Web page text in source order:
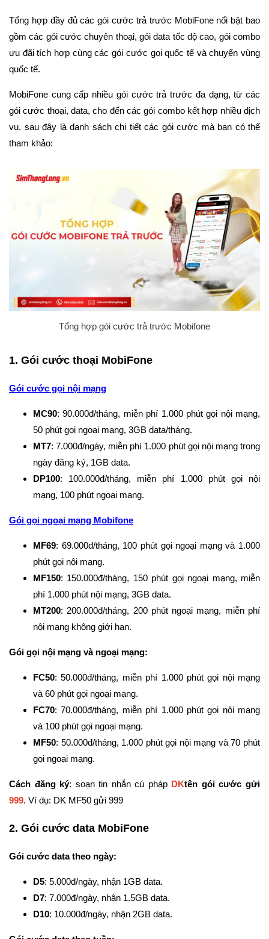
Tổng hợp đầy đủ các gói cước trả trước MobiFone nổi bật bao
gồm các gói cước chuyên thoại, gói data tốc độ cao, gói combo
ưu đãi tích hợp cùng các gói cước gọi quốc tế và chuyển vùng
quốc tế.
MobiFone cung cấp nhiều gói cước trả trước đa dạng, từ các
gói cước thoại, data, cho đến các gói combo kết hợp nhiều dịch
vụ. sau đây là danh sách chi tiết các gói cước mà bạn có thể
tham khảo:
Tổng hợp gói cước trả trước Mobifone
1. Gói cước thoại MobiFone
Gói cước gọi nội mạng
MC90: 90.000đ/tháng, miễn phí 1.000 phút gọi nội mạng,
50 phút gọi ngoại mạng, 3GB data/tháng.
MT7: 7.000đ/ngày, miễn phí 1.000 phút gọi nội mạng trong
ngày đăng ký, 1GB data.
DP100: 100.000đ/tháng, miễn phí 1.000 phút gọi nội
mạng, 100 phút ngoại mạng.
Gói gọi ngoại mạng Mobifone
MF69: 69.000đ/tháng, 100 phút gọi ngoại mạng và 1.000
phút gọi nội mạng.
MF150: 150.000đ/tháng, 150 phút gọi ngoại mạng, miễn
phí 1.000 phút nội mạng, 3GB data.
MT200: 200.000đ/tháng, 200 phút ngoại mạng, miễn phí
nội mạng không giới hạn.
Gói gọi nội mạng và ngoại mạng:
FC50: 50.000đ/tháng, miễn phí 1.000 phút gọi nội mạng
và 60 phút gọi ngoại mạng.
FC70: 70.000đ/tháng, miễn phí 1.000 phút gọi nội mạng
và 100 phút gọi ngoại mạng.
MF50: 50.000đ/tháng, 1.000 phút gọi nội mạng và 70 phút
gọi ngoại mạng.
Cách đăng ký: soạn tin nhắn cú pháp DKtên gói cước gửi
999. Ví dụ: DK MF50 gửi 999
2. Gói cước data MobiFone
Gói cước data theo ngày:
D5: 5.000đ/ngày, nhận 1GB data.
D7: 7.000đ/ngày, nhận 1.5GB data.
D10: 10.000đ/ngày, nhận 2GB data.